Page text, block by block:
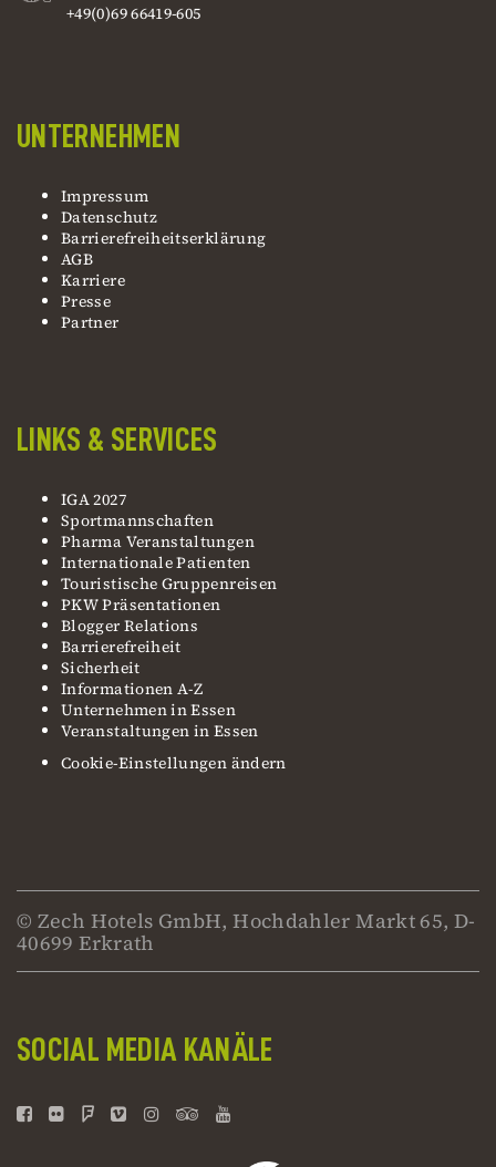
+49(0)69 66419-605
UNTERNEHMEN
Impressum
Datenschutz
Barrierefreiheitserklärung
AGB
Karriere
Presse
Partner
LINKS & SERVICES
IGA 2027
Sportmannschaften
Pharma Veranstaltungen
Internationale Patienten
Touristische Gruppenreisen
PKW Präsentationen
Blogger Relations
Barrierefreiheit
Sicherheit
Informationen A-Z
Unternehmen in Essen
Veranstaltungen in Essen
Cookie-Einstellungen ändern
© Zech Hotels GmbH, Hochdahler Markt 65, D-
40699 Erkrath
SOCIAL MEDIA KANÄLE